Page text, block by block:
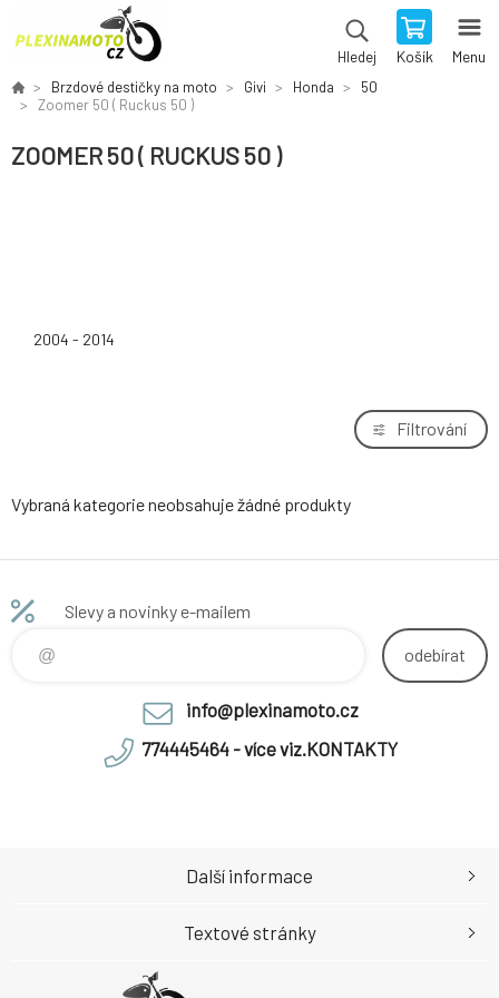
Hledej Košík Menu
Brzdové destičky na moto Givi Honda
50
Zoomer 50 ( Ruckus 50 )
ZOOMER 50 ( RUCKUS 50 )
2004 - 2014
Filtrování
Vybraná kategorie neobsahuje žádné produkty
Slevy a novinky e-mailem
odebírat
info@plexinamoto.cz
774445464 - více viz.KONTAKTY
Další informace
Textové stránky